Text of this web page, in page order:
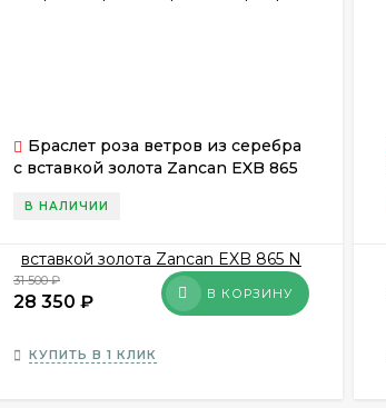
Браслет роза ветров из серебра
с вставкой золота Zancan EXB 865
В НАЛИЧИИ
31 500₽
28 350 ₽ В КОРЗИНУ
КУПИТЬ В 1 КЛИК